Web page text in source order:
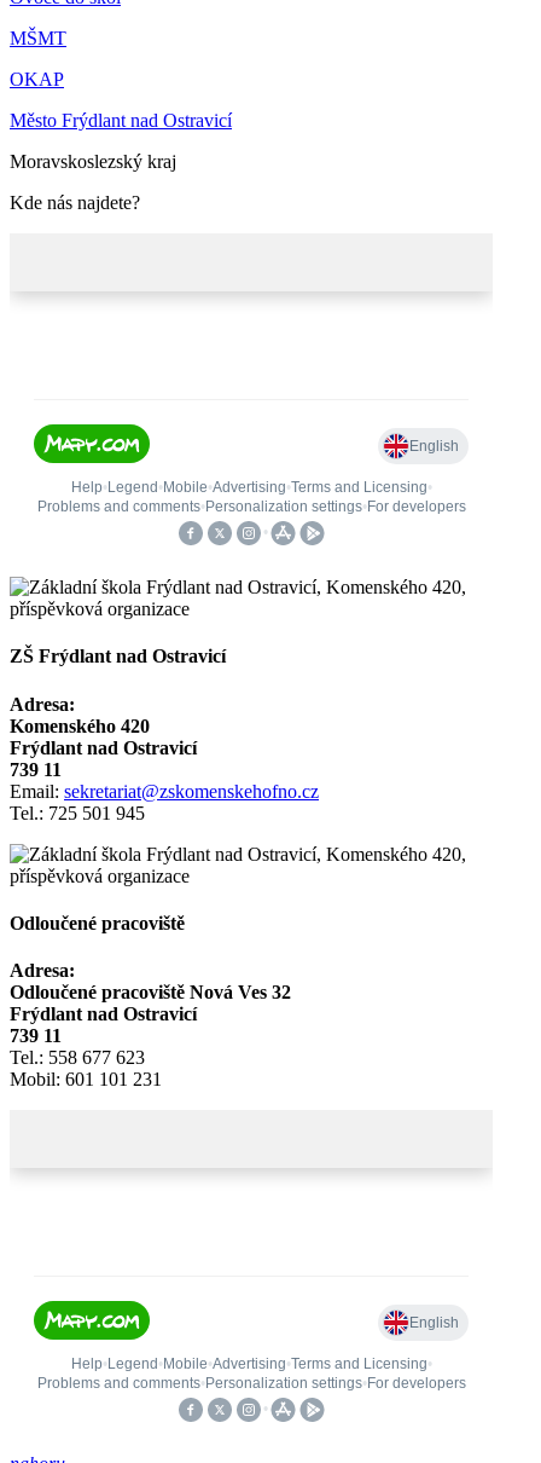
MŠMT
OKAP
Město Frýdlant nad Ostravicí
Moravskoslezský kraj
Kde nás najdete?
ZŠ Frýdlant nad Ostravicí
Adresa:
Komenského 420
Frýdlant nad Ostravicí
739 11
Email: sekretariat@zskomenskehofno.cz
Tel.: 725 501 945
Odloučené pracoviště
Adresa:
Odloučené pracoviště Nová Ves 32
Frýdlant nad Ostravicí
739 11
Tel.: 558 677 623
Mobil: 601 101 231